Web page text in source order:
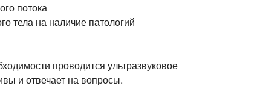
потока
тела на наличие патологий
проводится ультразвуковое
и отвечает на вопросы.